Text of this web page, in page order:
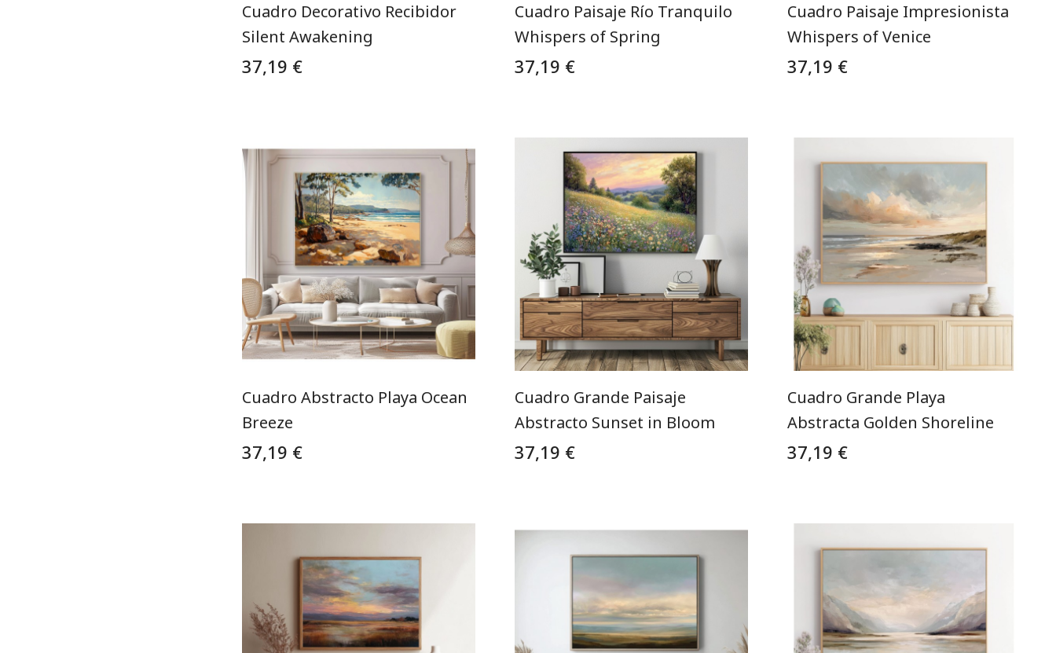
Cuadro Decorativo Recibidor
Silent Awakening
37,19 €
Cuadro Paisaje Río Tranquilo
Whispers of Spring
37,19 €
Cuadro Paisaje Impresionista
Whispers of Venice
37,19 €
Cuadro Abstracto Playa Ocean
Breeze
37,19 €
Cuadro Grande Paisaje
Abstracto Sunset in Bloom
37,19 €
Cuadro Grande Playa
Abstracta Golden Shoreline
37,19 €